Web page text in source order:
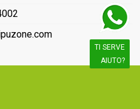
TI SERVE
AIUTO?